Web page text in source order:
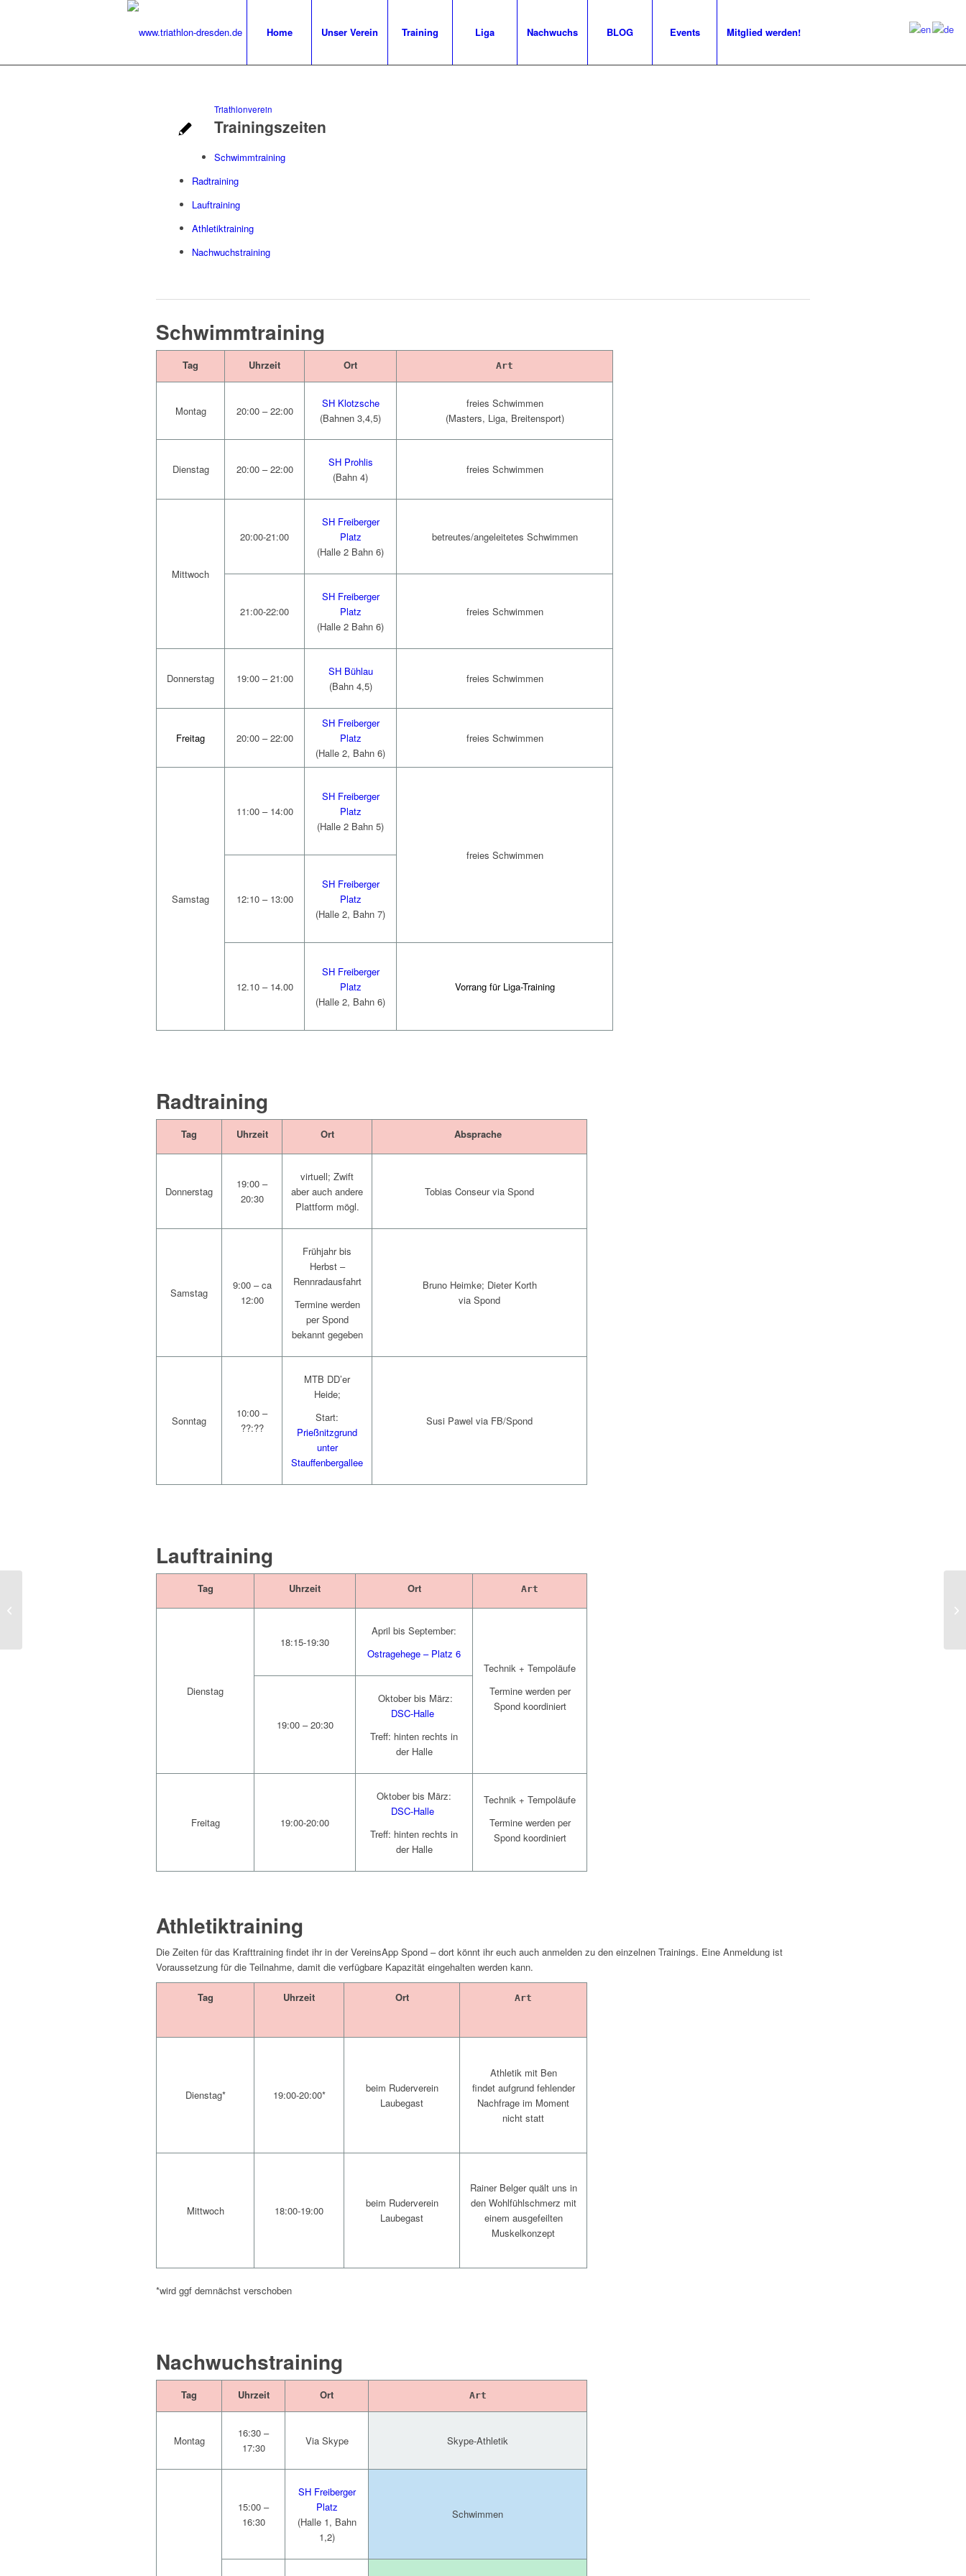
Home Unser Verein Training Liga Nachwuchs BLOG Events Mitglied werden!
Triathlonverein
Trainingszeiten
Schwimmtraining
Radtraining
Lauftraining
Athletiktraining
Nachwuchstraining
Schwimmtraining
Tag Uhrzeit Ort Art
Montag 20:00 – 22:00
SH Klotzsche
(Bahnen 3,4,5)
freies Schwimmen
(Masters, Liga, Breitensport)
Dienstag 20:00 – 22:00
SH Prohlis
(Bahn 4)
freies Schwimmen
Mittwoch
20:00-21:00
SH Freiberger
Platz
(Halle 2 Bahn 6)
betreutes/angeleitetes Schwimmen
21:00-22:00
SH Freiberger
Platz
(Halle 2 Bahn 6)
freies Schwimmen
Donnerstag 19:00 – 21:00
SH Bühlau
(Bahn 4,5)
freies Schwimmen
Freitag 20:00 – 22:00
SH Freiberger
Platz
(Halle 2, Bahn 6)
freies Schwimmen
Samstag
11:00 – 14:00
SH Freiberger
Platz
(Halle 2 Bahn 5)
freies Schwimmen
12:10 – 13:00
SH Freiberger
Platz
(Halle 2, Bahn 7)
12.10 – 14.00
SH Freiberger
Platz
(Halle 2, Bahn 6)
Vorrang für Liga-Training
Radtraining
Tag Uhrzeit Ort Absprache
Donnerstag
19:00 –
20:30
virtuell; Zwift
aber auch andere
Plattform mögl.
Tobias Conseur via Spond
Samstag
9:00 – ca
12:00
Frühjahr bis
Herbst –
Rennradausfahrt
Termine werden
per Spond
bekannt gegeben
Bruno Heimke; Dieter Korth
via Spond
Sonntag
10:00 –
??:??
MTB DD’er
Heide;
Start:
Prießnitzgrund
unter
Stauffenbergallee
Susi Pawel via FB/Spond
Lauftraining
Tag Uhrzeit Ort Art
Dienstag
18:15-19:30
April bis September:
Ostragehege – Platz 6
Technik + Tempoläufe
Termine werden per
Spond koordiniert
19:00 – 20:30
Oktober bis März:
DSC-Halle
Treff: hinten rechts in
der Halle
Freitag 19:00-20:00
Oktober bis März:
DSC-Halle
Treff: hinten rechts in
der Halle
Technik + Tempoläufe
Termine werden per
Spond koordiniert
Athletiktraining
Die Zeiten für das Krafttraining findet ihr in der VereinsApp Spond – dort könnt ihr euch auch anmelden zu den einzelnen Trainings. Eine Anmeldung ist
Voraussetzung für die Teilnahme, damit die verfügbare Kapazität eingehalten werden kann.
Tag Uhrzeit Ort Art
Dienstag* 19:00-20:00*
beim Ruderverein
Laubegast
Athletik mit Ben
findet aufgrund fehlender
Nachfrage im Moment
nicht statt
Mittwoch 18:00-19:00
beim Ruderverein
Laubegast
Rainer Belger quält uns in
den Wohlfühlschmerz mit
einem ausgefeilten
Muskelkonzept
*wird ggf demnächst verschoben
Nachwuchstraining
Tag Uhrzeit Ort Art
Montag
16:30 –
17:30
Via Skype Skype-Athletik
15:00 –
16:30
SH Freiberger
Platz
(Halle 1, Bahn
1,2)
Schwimmen